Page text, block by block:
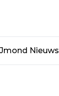
Nieuws